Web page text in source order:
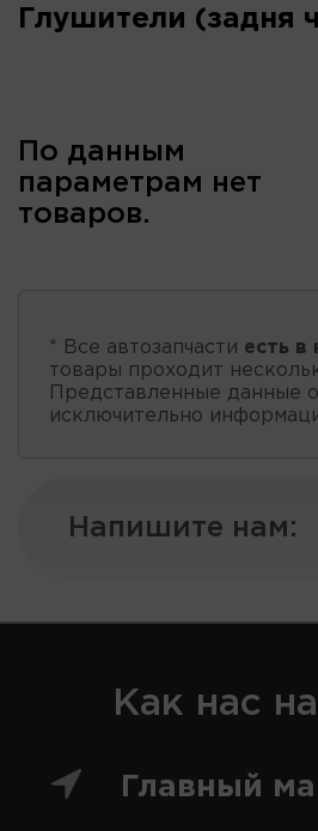
Глушители (задня
По данным
параметрам нет
товаров.
* Все автозапчасти есть в
товары проходит
Представленные данные
исключительно
Напишите нам:
Как нас
Главный